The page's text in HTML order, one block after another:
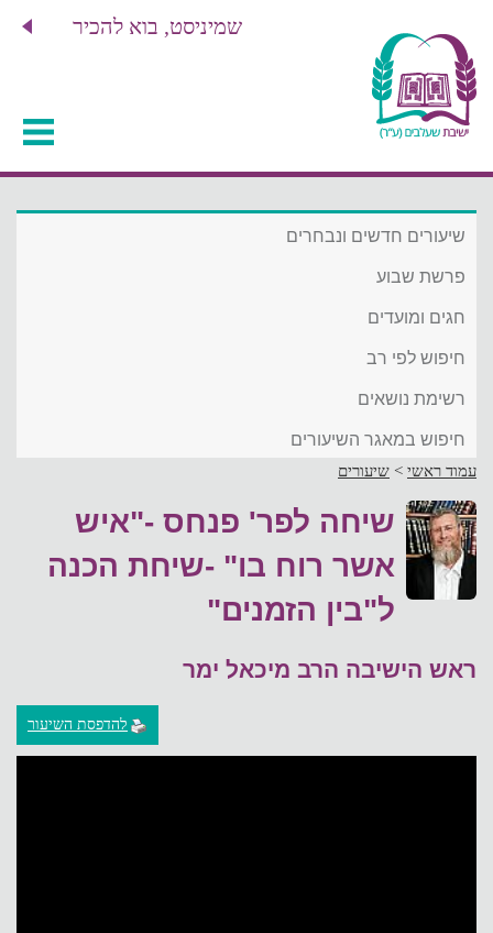
שמיניסט, בוא להכיר
שיעורים חדשים ונבחרים
פרשת שבוע
חגים ומועדים
חיפוש לפי רב
רשימת נושאים
חיפוש במאגר השיעורים
עמוד ראשי > שיעורים
שיחה לפר' פנחס -"איש
אשר רוח בו" -שיחת הכנה
ל"בין הזמנים"
ראש הישיבה הרב מיכאל ימר
להדפסת השיעור